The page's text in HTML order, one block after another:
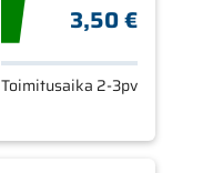
3,50 €
Toimitusaika 2-3pv